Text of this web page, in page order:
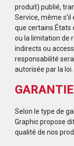
produit) publié,
Service, même
que certains États
ou la limitation de
indirects ou
responsabilité
autorisée par la loi.
Selon le type de
Graphic propose
qualité de nos